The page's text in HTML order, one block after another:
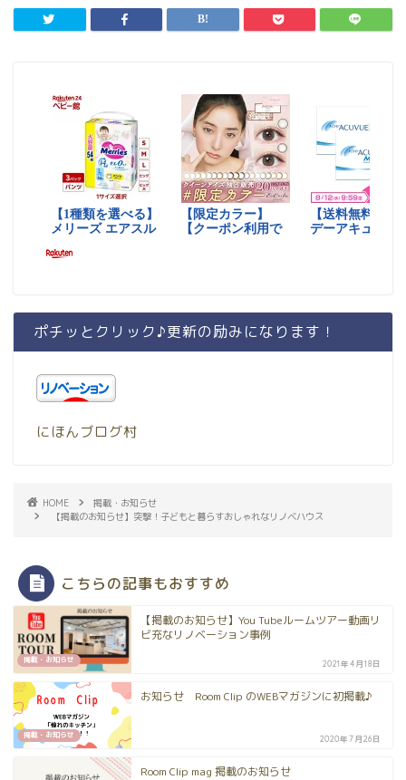
ポチッとクリック♪更新の励みになります！
にほんブログ村
HOME
掲載・お知らせ
【掲載のお知らせ】突撃！子どもと暮らすおしゃれなリノベハウス
こちらの記事もおすすめ
掲載・お知らせ
【掲載のお知らせ】You Tubeルームツアー動画リ
ビ充なリノベーション事例
2021年4月18日
掲載・お知らせ
お知らせ Room Clip のWEBマガジンに初掲載♪
2020年7月26日
Room Clip mag 掲載のお知らせ